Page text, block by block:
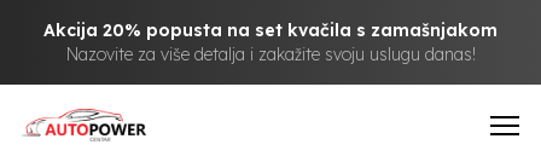
Akcija 20% popusta na set kvačila s zamašnjakom
Nazovite za više detalja i zakažite svoju uslugu danas!